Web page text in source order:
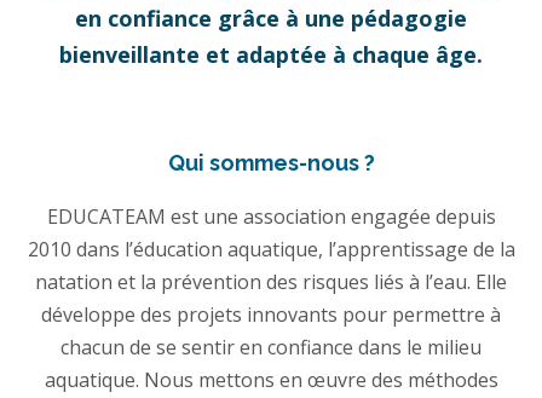
en confiance grâce à une pédagogie
bienveillante et adaptée à chaque âge.
Qui sommes-nous ?
EDUCATEAM est une association engagée depuis
2010 dans l’éducation aquatique, l’apprentissage de la
natation et la prévention des risques liés à l’eau. Elle
développe des projets innovants pour permettre à
chacun de se sentir en confiance dans le milieu
aquatique. Nous mettons en œuvre des méthodes